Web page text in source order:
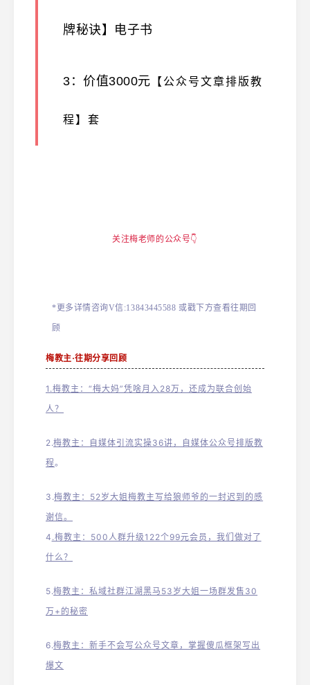
牌秘诀】电子书
3：价值3000元 【公众号文章排版教
程】套
关注梅老师的公众号👇
*更多详情咨询V信:13843445588 或戳下方查看往期回
顾
梅教主·往期分享回顾
1.梅教主：“梅大妈”凭啥月入28万，还成为联合创始
人？
2.梅教主：自媒体引流实操36讲，自媒体公众号排版教
程。
3.梅教主：52岁大姐梅教主写给狼师爷的一封迟到的感
谢信。
4 .梅教主：500人群升级122个99元会员，我们做对了
什么？
5.梅教主：私域社群江湖黑马53岁大姐一场群发售30
万+的秘密
6.梅教主：新手不会写公众号文章，掌握傻瓜框架写出
爆文